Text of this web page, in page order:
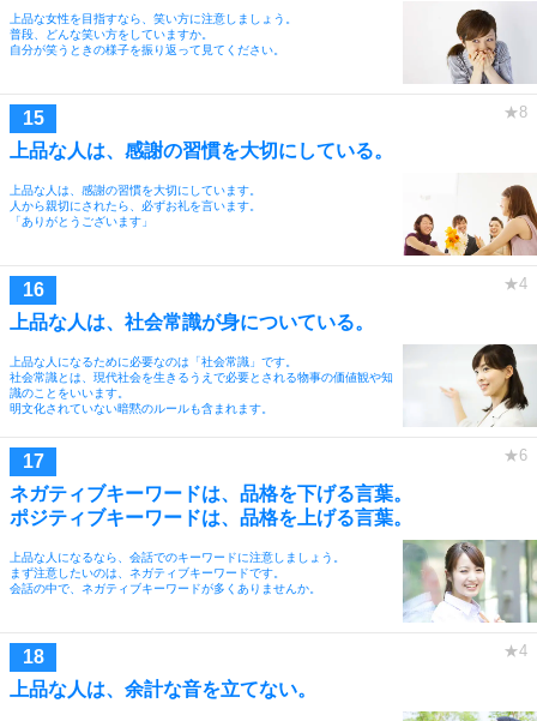
上品な女性を目指すなら、笑い方に注意しましょう。
普段、どんな笑い方をしていますか。
自分が笑うときの様子を振り返って見てください。
上品な人は、感謝の習慣を大切にしている。
上品な人は、感謝の習慣を大切にしています。
人から親切にされたら、必ずお礼を言います。
「ありがとうございます」
上品な人は、社会常識が身についている。
上品な人になるために必要なのは「社会常識」です。
社会常識とは、現代社会を生きるうえで必要とされる物事の価値観や知
識のことをいいます。
明文化されていない暗黙のルールも含まれます。
ネガティブキーワードは、品格を下げる言葉。
ポジティブキーワードは、品格を上げる言葉。
上品な人になるなら、会話でのキーワードに注意しましょう。
まず注意したいのは、ネガティブキーワードです。
会話の中で、ネガティブキーワードが多くありませんか。
上品な人は、余計な音を立てない。